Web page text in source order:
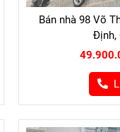
Bán nhà 98 Võ
Định,